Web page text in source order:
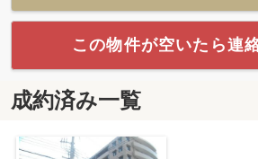
この物件が空いたら連
成約済み一覧